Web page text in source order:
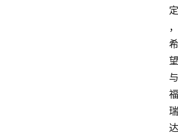
定
，
希
望
与
福
瑞
达